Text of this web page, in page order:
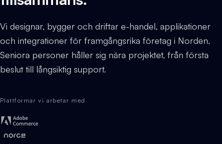
Vi designar, bygger och driftar e-handel, applikationer
och integrationer för framgångsrika företag i Norden.
Seniora personer håller sig nära projektet, från första
beslut till långsiktig support.
Plattformar vi arbetar med